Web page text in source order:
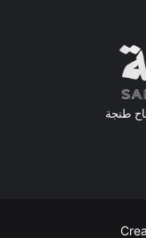
طنجة